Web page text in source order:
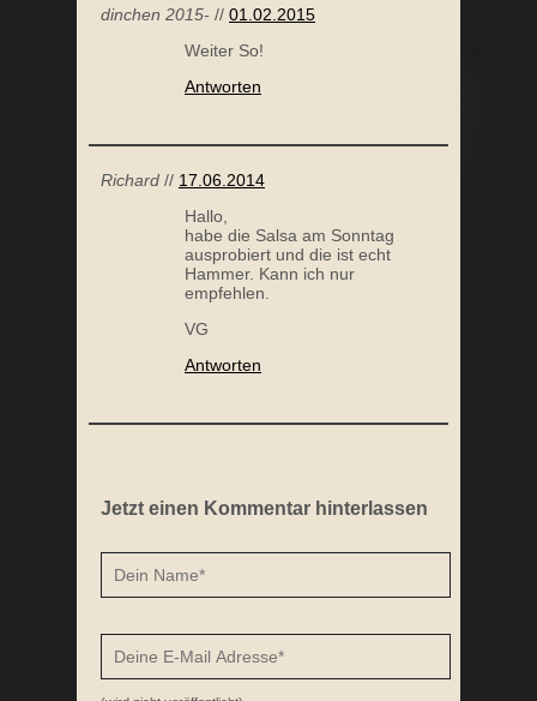
dinchen 2015- // 01.02.2015
Weiter So!
Antworten
Richard // 17.06.2014
Hallo,
habe die Salsa am Sonntag
ausprobiert und die ist echt
Hammer. Kann ich nur
empfehlen.
VG
Antworten
Jetzt einen Kommentar hinterlassen